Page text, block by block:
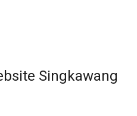
Singkawang